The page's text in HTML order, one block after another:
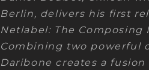
Berlin, delivers his first
Netlabel: The Composing
Combining two powerful
Daribone creates a